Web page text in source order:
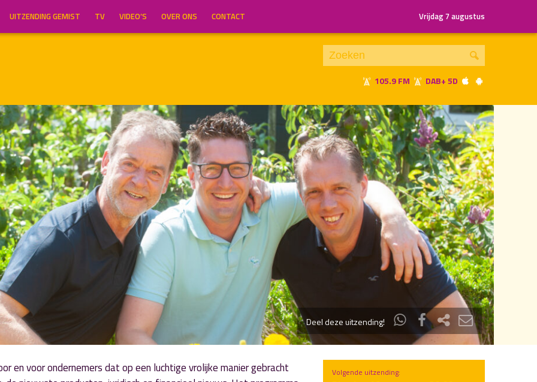
UITZENDING GEMIST TV VIDEO’S OVER ONS CONTACT Vrijdag 7 augustus
105.9 FM DAB+ 5D
21.00
Je luistert nu naaruur 1 van 2
«Vorig uur Volgend uur»
Deel deze uitzending!
en voor ondernemers dat op een luchtige vrolijke manier gebracht
Volgende uitzending: